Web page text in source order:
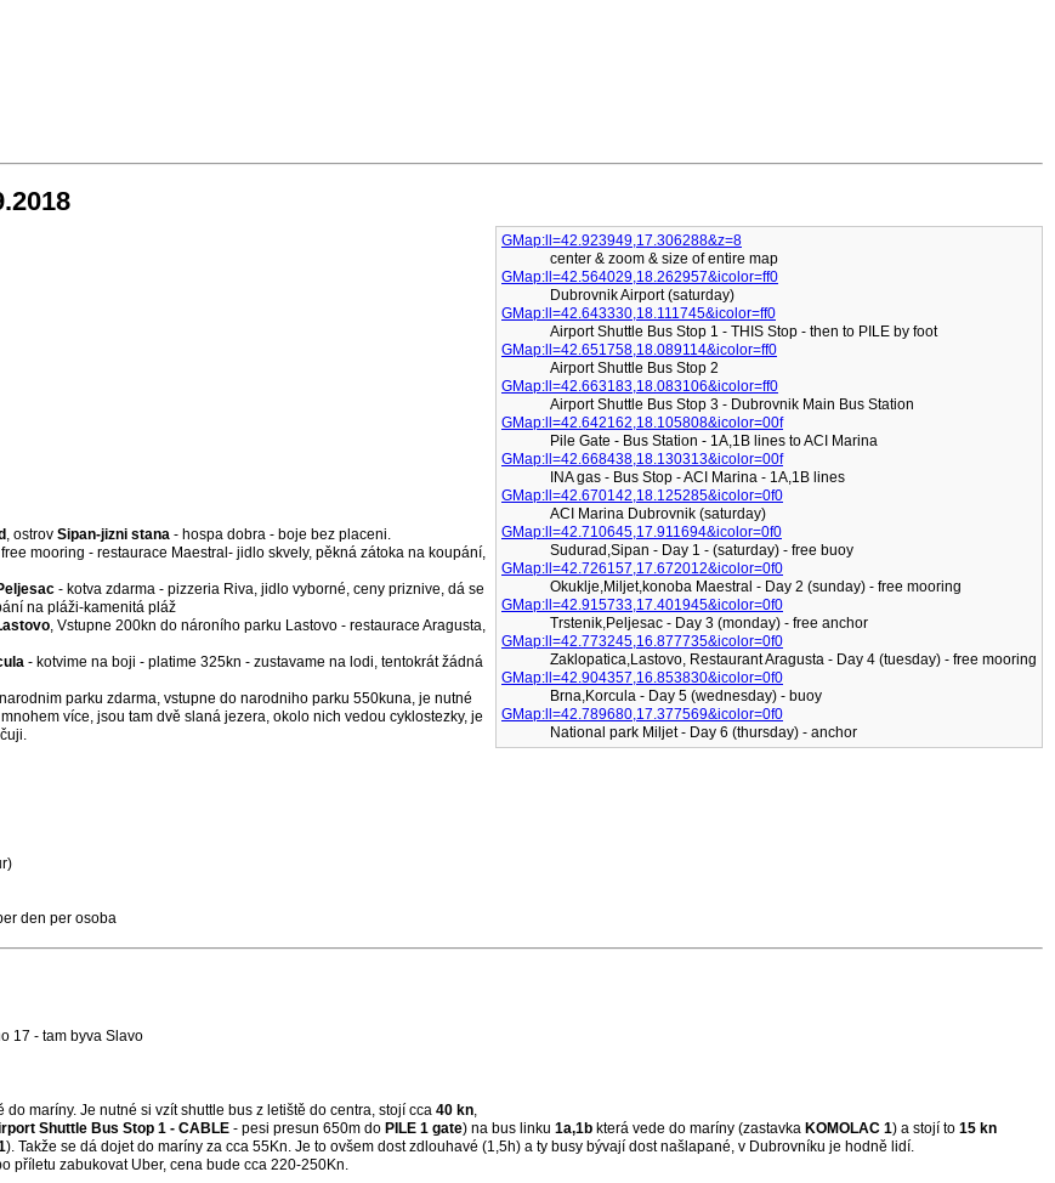
GMap:ll=42.923949,17.306288&z=8
center & zoom & size of entire map
GMap:ll=42.564029,18.262957&icolor=ff0
Dubrovnik Airport (saturday)
GMap:ll=42.643330,18.111745&icolor=ff0
Airport Shuttle Bus Stop 1 - THIS Stop - then to PILE by foot
GMap:ll=42.651758,18.089114&icolor=ff0
Airport Shuttle Bus Stop 2
GMap:ll=42.663183,18.083106&icolor=ff0
Airport Shuttle Bus Stop 3 - Dubrovnik Main Bus Station
GMap:ll=42.642162,18.105808&icolor=00f
Pile Gate - Bus Station - 1A,1B lines to ACI Marina
GMap:ll=42.668438,18.130313&icolor=00f
INA gas - Bus Stop - ACI Marina - 1A,1B lines
GMap:ll=42.670142,18.125285&icolor=0f0
ACI Marina Dubrovnik (saturday)
GMap:ll=42.710645,17.911694&icolor=0f0
Sudurad,Sipan - Day 1 - (saturday) - free buoy
GMap:ll=42.726157,17.672012&icolor=0f0
Okuklje,Miljet,konoba Maestral - Day 2 (sunday) - free mooring
GMap:ll=42.915733,17.401945&icolor=0f0
Trstenik,Peljesac - Day 3 (monday) - free anchor
GMap:ll=42.773245,16.877735&icolor=0f0
Zaklopatica,Lastovo, Restaurant Aragusta - Day 4 (tuesday) - free mooring
GMap:ll=42.904357,16.853830&icolor=0f0
Brna,Korcula - Day 5 (wednesday) - buoy
GMap:ll=42.789680,17.377569&icolor=0f0
National park Miljet - Day 6 (thursday) - anchor
, ostrov Sipan-jizni stana - hospa dobra - boje bez placeni.
mooring - restaurace Maestral- jidlo skvely, pěkná zátoka na koupání,
- kotva zdarma - pizzeria Riva, jidlo vyborné, ceny priznive, dá se
na pláži-kamenitá pláž
, Vstupne 200kn do nároního parku Lastovo - restaurace Aragusta,
- kotvime na boji - platime 325kn - zustavame na lodi, tentokrát žádná
parku zdarma, vstupne do narodniho parku 550kuna, je nutné
více, jsou tam dvě slaná jezera, okolo nich vedou cyklostezky, je
den per osoba
17 - tam byva Slavo
maríny. Je nutné si vzít shuttle bus z letiště do centra, stojí cca 40 kn,
Shuttle Bus Stop 1 - CABLE - pesi presun 650m do PILE 1 gate) na bus linku 1a,1b která vede do maríny (zastavka KOMOLAC 1) a stojí to 15 kn
). Takže se dá dojet do maríny za cca 55Kn. Je to ovšem dost zdlouhavé (1,5h) a ty busy bývají dost našlapané, v Dubrovníku je hodně lidí.
příletu zabukovat Uber, cena bude cca 220-250Kn.